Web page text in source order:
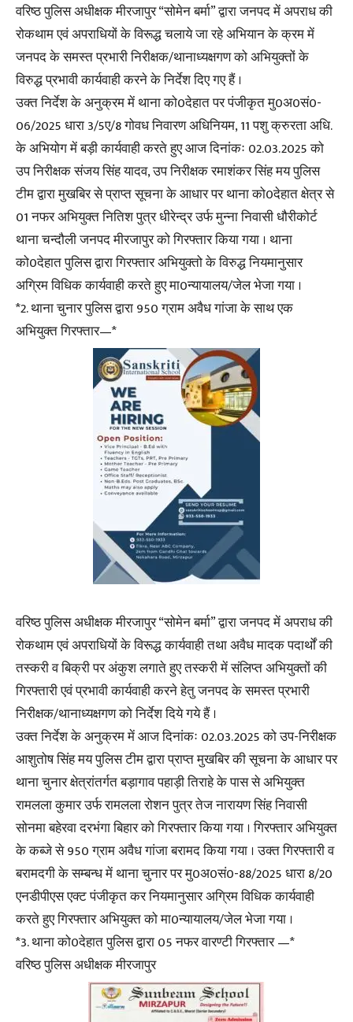
वरिष्ठ पुलिस अधीक्षक मीरजापुर “सोमेन बर्मा” द्वारा जनपद में अपराध की
रोकथाम एवं अपराधियों के विरूद्ध चलाये जा रहे अभियान के क्रम में
जनपद के समस्त प्रभारी निरीक्षक/थानाध्यक्षगण को अभियुक्तों के
विरुद्ध प्रभावी कार्यवाही करने के निर्देश दिए गए हैं ।
उक्त निर्देश के अनुक्रम में थाना को0देहात पर पंजीकृत मु0अ0सं0-
06/2025 धारा 3/5ए/8 गोवध निवारण अधिनियम, 11 पशु क्रुरता अधि.
के अभियोग में बड़ी कार्यवाही करते हुए आज दिनांकः 02.03.2025 को
उप निरीक्षक संजय सिंह यादव, उप निरीक्षक रमाशंकर सिंह मय पुलिस
टीम द्वारा मुखबिर से प्राप्त सूचना के आधार पर थाना को0देहात क्षेत्र से
01 नफर अभियुक्त नितिश पुत्र धीरेन्द्र उर्फ मुन्ना निवासी धौरीकोर्ट
थाना चन्दौली जनपद मीरजापुर को गिरफ्तार किया गया । थाना
को0देहात पुलिस द्वारा गिरफ्तार अभियुक्तो के विरुद्ध नियमानुसार
अग्रिम विधिक कार्यवाही करते हुए मा0न्यायालय/जेल भेजा गया ।
*2. थाना चुनार पुलिस द्वारा 950 ग्राम अवैध गांजा के साथ एक
अभियुक्त गिरफ्तार—*
वरिष्ठ पुलिस अधीक्षक मीरजापुर “सोमेन बर्मा” द्वारा जनपद में अपराध की
रोकथाम एवं अपराधियों के विरूद्ध कार्यवाही तथा अवैध मादक पदार्थों की
तस्करी व बिक्री पर अंकुश लगाते हुए तस्करी में संलिप्त अभियुक्तों की
गिरफ्तारी एवं प्रभावी कार्यवाही करने हेतु जनपद के समस्त प्रभारी
निरीक्षक/थानाध्यक्षगण को निर्देश दिये गये हैं ।
उक्त निर्देश के अनुक्रम में आज दिनांकः 02.03.2025 को उप-निरीक्षक
आशुतोष सिंह मय पुलिस टीम द्वारा प्राप्त मुखबिर की सूचना के आधार पर
थाना चुनार क्षेत्रांतर्गत बड़ागाव पहाड़ी तिराहे के पास से अभियुक्त
रामलला कुमार उर्फ रामलला रोशन पुत्र तेज नारायण सिंह निवासी
सोनमा बहेरवा दरभंगा बिहार को गिरफ्तार किया गया । गिरफ्तार अभियुक्त
के कब्जे से 950 ग्राम अवैध गांजा बरामद किया गया । उक्त गिरफ्तारी व
बरामदगी के सम्बन्ध में थाना चुनार पर मु0अ0सं0-88/2025 धारा 8/20
एनडीपीएस एक्ट पंजीकृत कर नियमानुसार अग्रिम विधिक कार्यवाही
करते हुए गिरफ्तार अभियुक्त को मा0न्यायालय/जेल भेजा गया ।
*3. थाना को0देहात पुलिस द्वारा 05 नफर वारण्टी गिरफ्तार —*
वरिष्ठ पुलिस अधीक्षक मीरजापुर